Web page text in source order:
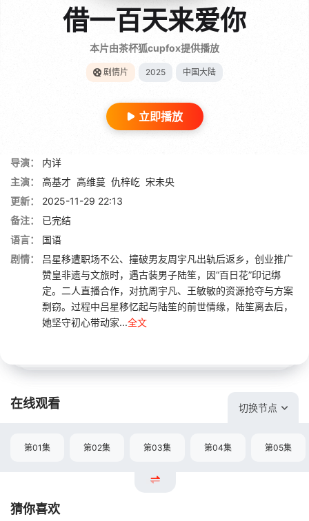
借一百天来爱你
本片由茶杯狐cupfox提供播放
剧情片 2025 中国大陆
立即播放
导演：
内详
主演：
高基才 高维蔓 仇梓屹 宋未央
更新：
2025-11-29 22:13
备注：
已完结
语言：
国语
剧情：
吕星移遭职场不公、撞破男友周宇凡出轨后返乡，创业推广
赞皇非遗与文旅时，遇古装男子陆笙，因“百日花”印记绑
定。二人直播合作，对抗周宇凡、王敏敏的资源抢夺与方案
剽窃。过程中吕星移忆起与陆笙的前世情缘，陆笙离去后，
她坚守初心带动家...全文
在线观看 切换节点
第01集 第02集 第03集 第04集 第05集
猜你喜欢